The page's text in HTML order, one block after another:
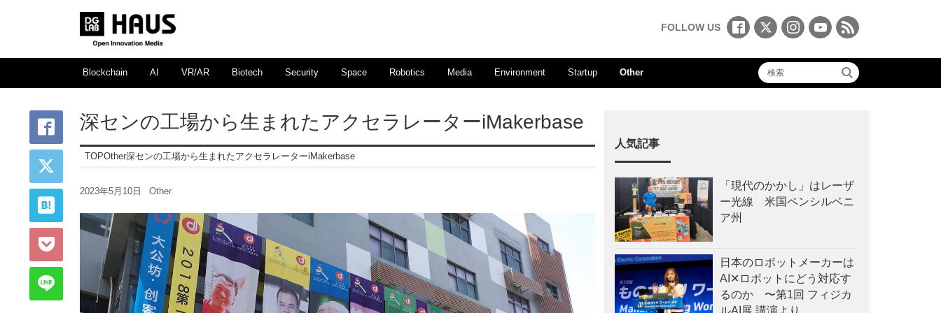
FOLLOW US
Blockchain AI VR/AR Biotech Security Space Robotics Media Environment Startup Other
深センの工場から生まれたアクセラレーターiMakerbase
TOPOther深センの工場から生まれたアクセラレーターiMakerbase
2023年5月10日 Other
人気記事
「現代のかかし」はレーザ
ー光線 米国ペンシルベニ
ア州
日本のロボットメーカーは
AI✕ロボットにどう対応す
るのか 〜第1回 フィジカ
ルAI展 講演より